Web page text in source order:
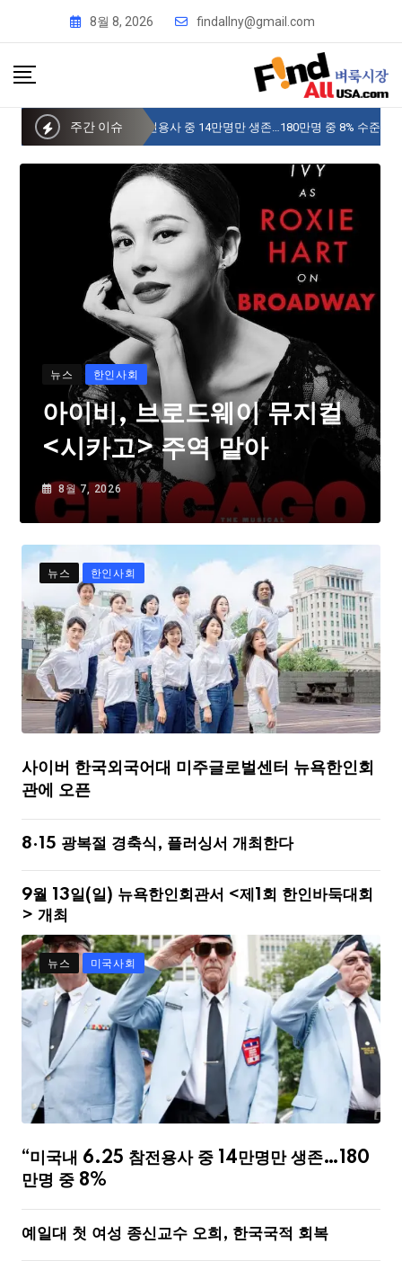
8월 8, 2026 findallny@gmail.com
주간 이슈 사이버 한국외국어대 미주글로벌센터 뉴욕
뉴스 한인사회
아이비, 브로드웨이 뮤지컬
<시카고> 주역 맡아
8월 7, 2026
뉴스 한인사회
사이버 한국외국어대 미주글로벌센터 뉴욕한인회
관에 오픈
8·15 광복절 경축식, 플러싱서 개최한다
9월 13일(일) 뉴욕한인회관서 <제1회 한인바둑대회
> 개최
뉴스 미국사회
“미국내 6.25 참전용사 중 14만명만 생존…180
만명 중 8%
예일대 첫 여성 종신교수 오희, 한국국적 회복